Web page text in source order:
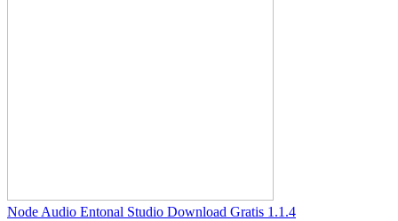
Node Audio Entonal Studio Download Gratis 1.1.4